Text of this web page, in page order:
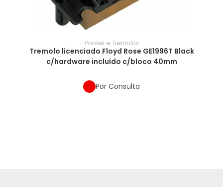
Pontes e Tremolos
Tremolo licenciado Floyd Rose GE1996T Black
c/hardware incluído c/bloco 40mm
Por Consulta